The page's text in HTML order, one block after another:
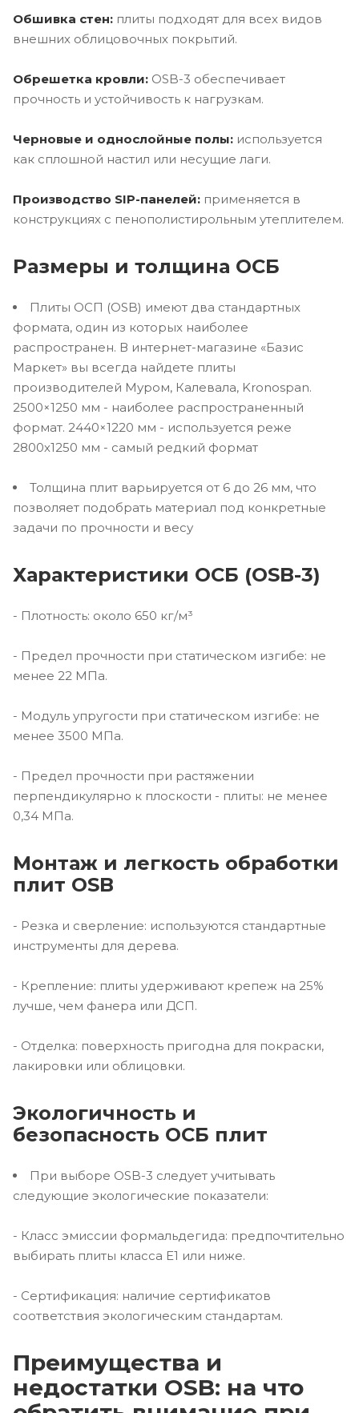
Обшивка стен: плиты подходят для всех видов
внешних облицовочных покрытий.
Обрешетка кровли: OSB-3 обеспечивает
прочность и устойчивость к нагрузкам.
Черновые и однослойные полы: используется
как сплошной настил или несущие лаги.
Производство SIP-панелей: применяется в
конструкциях с пенополистирольным утеплителем.
Размеры и толщина ОСБ
Плиты ОСП (OSB) имеют два стандартных
формата, один из которых наиболее
распространен. В интернет-магазине «Базис
Маркет» вы всегда найдете плиты
производителей Муром, Калевала, Kronospan.
2500×1250 мм - наиболее распространенный
формат. 2440×1220 мм - используется реже
2800х1250 мм - самый редкий формат
Толщина плит варьируется от 6 до 26 мм, что
позволяет подобрать материал под конкретные
задачи по прочности и весу
Характеристики ОСБ (OSB-3)
- Плотность: около 650 кг/м³
- Предел прочности при статическом изгибе: не
менее 22 МПа.
- Модуль упругости при статическом изгибе: не
менее 3500 МПа.
- Предел прочности при растяжении
перпендикулярно к плоскости - плиты: не менее
0,34 МПа.
Монтаж и легкость обработки
плит OSB
- Резка и сверление: используются стандартные
инструменты для дерева.
- Крепление: плиты удерживают крепеж на 25%
лучше, чем фанера или ДСП.
- Отделка: поверхность пригодна для покраски,
лакировки или облицовки.
Экологичность и
безопасность ОСБ плит
При выборе OSB-3 следует учитывать
следующие экологические показатели:
- Класс эмиссии формальдегида: предпочтительно
выбирать плиты класса E1 или ниже.
- Сертификация: наличие сертификатов
соответствия экологическим стандартам.
Преимущества и
недостатки OSB: на что